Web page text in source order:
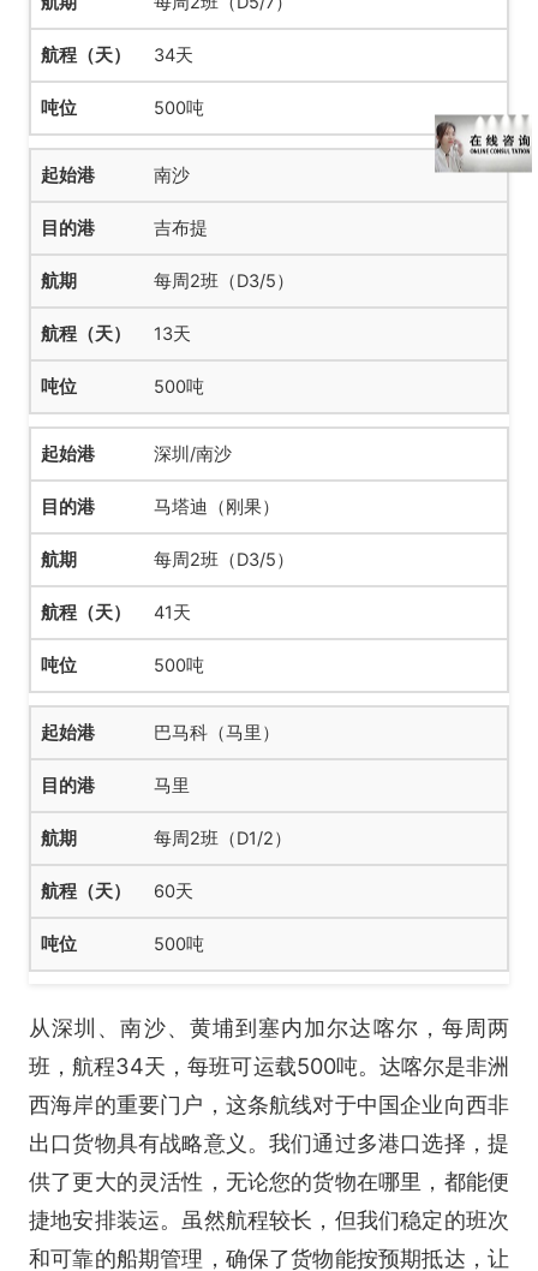
34天
500吨
南沙
吉布提
每周2班（D3/5）
13天
500吨
深圳/南沙
马塔迪（刚果）
每周2班（D3/5）
41天
500吨
巴马科（马里）
马里
每周2班（D1/2）
60天
500吨
从深圳、南沙、黄埔到塞内加尔达喀尔，每周两
班，航程34天，每班可运载500吨。达喀尔是非洲
西海岸的重要门户，这条航线对于中国企业向西非
出口货物具有战略意义。我们通过多港口选择，提
供了更大的灵活性，无论您的货物在哪里，都能便
捷地安排装运。虽然航程较长，但我们稳定的班次
和可靠的船期管理，确保了货物能按预期抵达，让